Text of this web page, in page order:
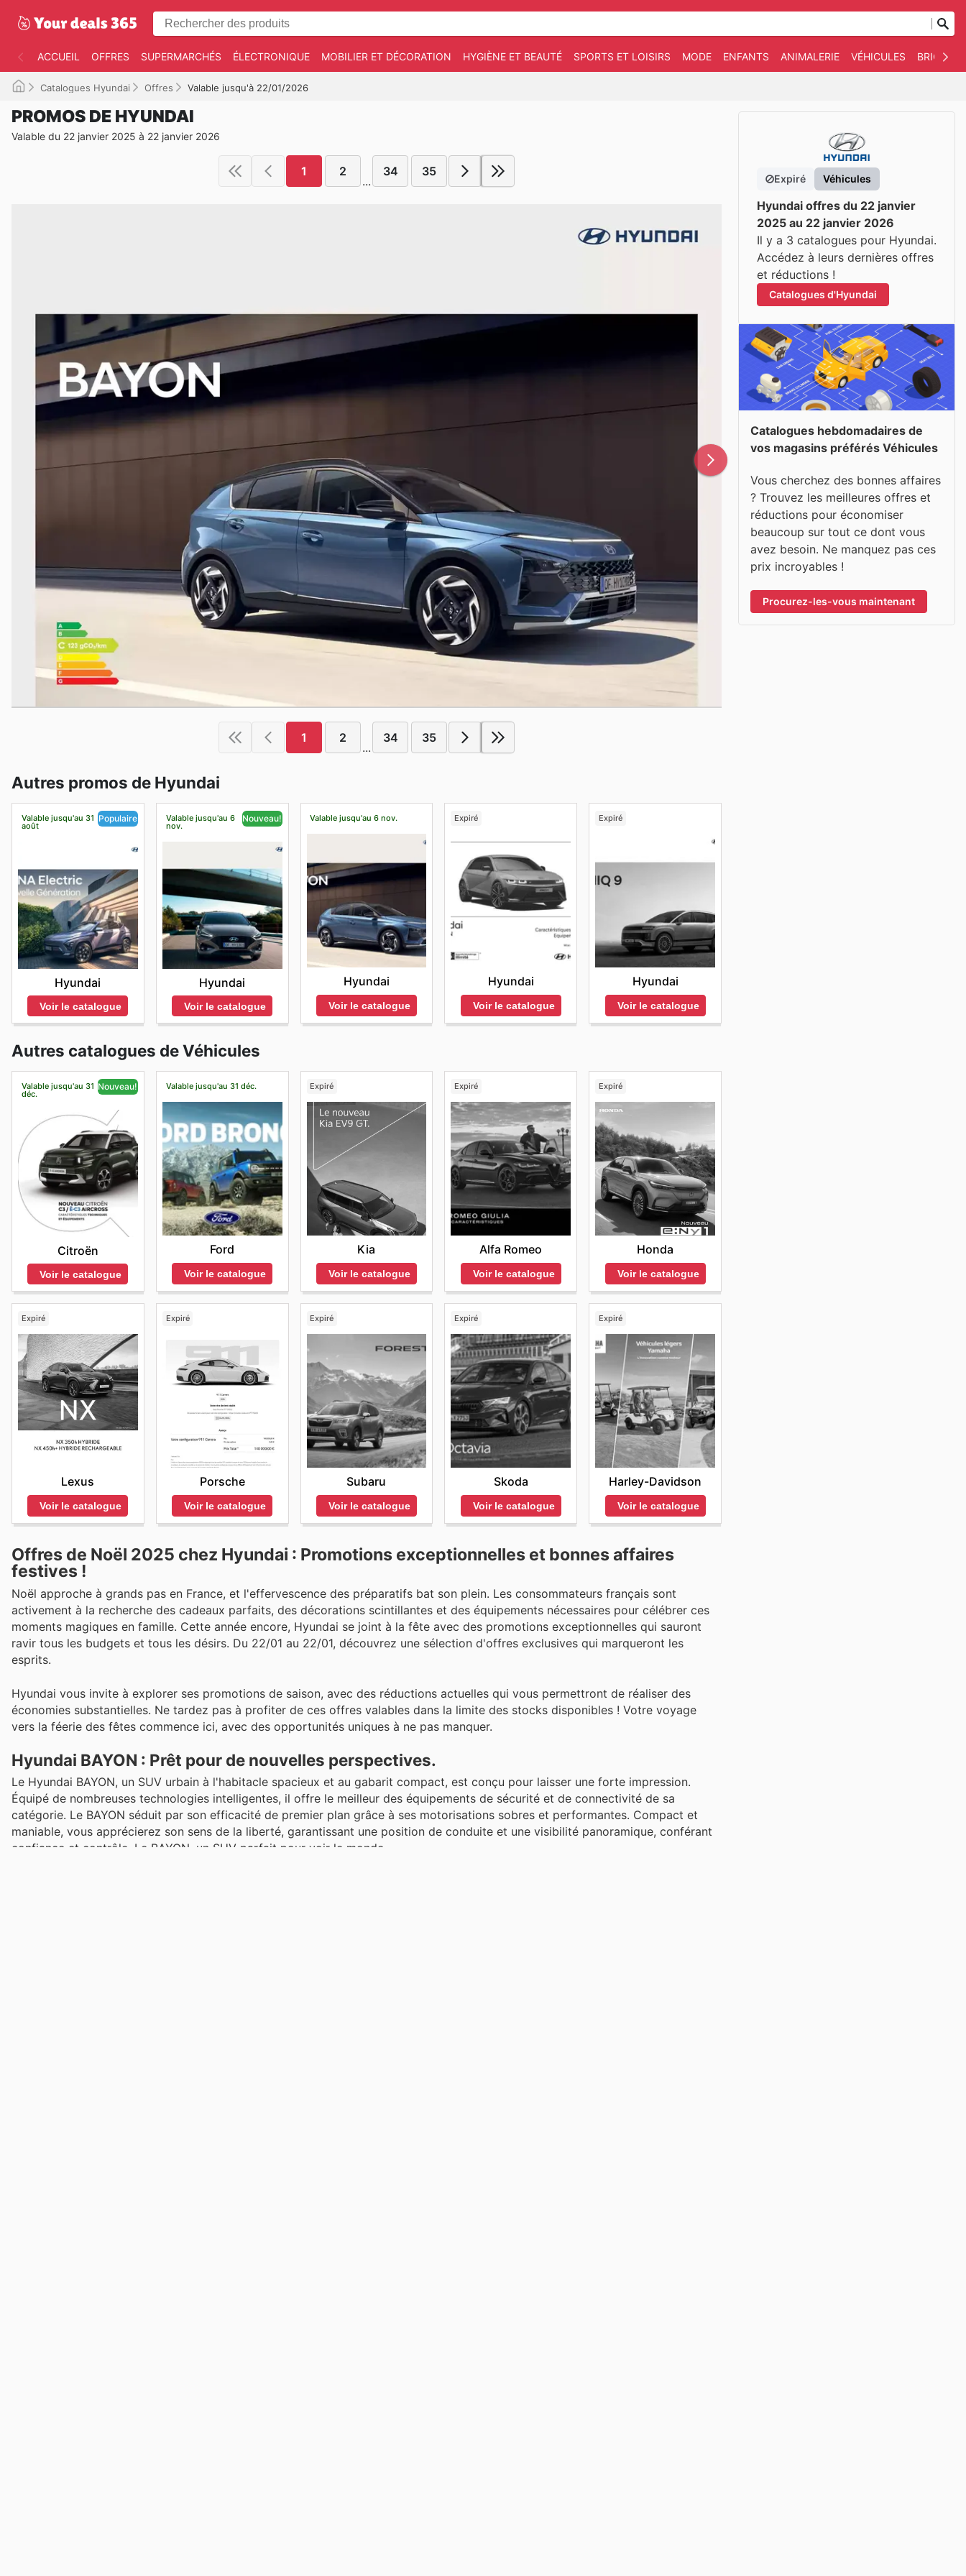
ACCUEIL OFFRES SUPERMARCHÉS ÉLECTRONIQUE MOBILIER ET DÉCORATION HYGIÈNE ET BEAUTÉ SPORTS ET LOISIRS MODE ENFANTS ANIMALERIE VÉHICULES
Catalogues Hyundai Offres Valable jusqu'à 22/01/2026
PROMOS DE HYUNDAI
Valable du 22 janvier 2025 à 22 janvier 2026
1 2
...
34 35
1 2
...
34 35
Autres promos de Hyundai
Valable jusqu'au 31
août
Populaire
Hyundai
Voir le catalogue
Valable jusqu'au 6
nov.
Nouveau!
Hyundai
Voir le catalogue
Valable jusqu'au 6 nov.
Hyundai
Voir le catalogue
Expiré
Hyundai
Voir le catalogue
Expiré
Hyundai
Voir le catalogue
Autres catalogues de Véhicules
Valable jusqu'au 31
déc.
Nouveau!
Citroën
Voir le catalogue
Valable jusqu'au 31 déc.
Ford
Voir le catalogue
Expiré
Kia
Voir le catalogue
Expiré
Alfa Romeo
Voir le catalogue
Expiré
Honda
Voir le catalogue
Expiré
Lexus
Voir le catalogue
Expiré
Porsche
Voir le catalogue
Expiré
Subaru
Voir le catalogue
Expiré
Skoda
Voir le catalogue
Expiré
Harley-Davidson
Voir le catalogue
Offres de Noël 2025 chez Hyundai : Promotions exceptionnelles et bonnes affaires
festives !
Noël approche à grands pas en France, et l'effervescence des préparatifs bat son plein. Les consommateurs français sont
activement à la recherche des cadeaux parfaits, des décorations scintillantes et des équipements nécessaires pour célébrer ces
moments magiques en famille. Cette année encore, Hyundai se joint à la fête avec des promotions exceptionnelles qui sauront
ravir tous les budgets et tous les désirs. Du 22/01 au 22/01, découvrez une sélection d'offres exclusives qui marqueront les
esprits.
Hyundai vous invite à explorer ses promotions de saison, avec des réductions actuelles qui vous permettront de réaliser des
économies substantielles. Ne tardez pas à profiter de ces offres valables dans la limite des stocks disponibles ! Votre voyage
vers la féerie des fêtes commence ici, avec des opportunités uniques à ne pas manquer.
Hyundai BAYON : Prêt pour de nouvelles perspectives.
Le Hyundai BAYON, un SUV urbain à l'habitacle spacieux et au gabarit compact, est conçu pour laisser une forte impression.
Équipé de nombreuses technologies intelligentes, il offre le meilleur des équipements de sécurité et de connectivité de sa
catégorie. Le BAYON séduit par son efficacité de premier plan grâce à ses motorisations sobres et performantes. Compact et
maniable, vous apprécierez son sens de la liberté, garantissant une position de conduite et une visibilité panoramique, conférant
confiance et contrôle. Le BAYON, un SUV parfait pour voir le monde.
Expiré Véhicules
Hyundai offres du 22 janvier
2025 au 22 janvier 2026
Il y a 3 catalogues pour Hyundai.
Accédez à leurs dernières offres
et réductions !
Catalogues d'Hyundai
Catalogues hebdomadaires de
vos magasins préférés Véhicules
Vous cherchez des bonnes affaires
? Trouvez les meilleures offres et
réductions pour économiser
beaucoup sur tout ce dont vous
avez besoin. Ne manquez pas ces
prix incroyables !
Procurez-les-vous maintenant